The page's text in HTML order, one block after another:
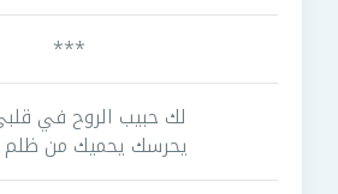
***
لك حبيب الروح في
يحرسك يحميك من ظلم